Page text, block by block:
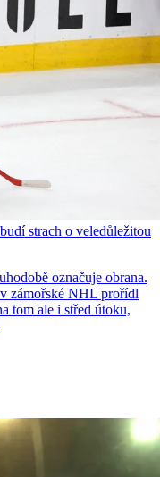
strach o veledůležitou
označuje obrana.
zámořské NHL prořídl
tom ale i střed útoku,